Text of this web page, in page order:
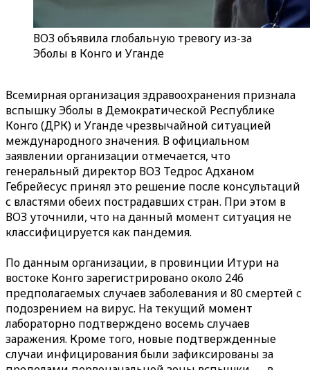
ВОЗ объявила глобальную тревогу из-за
Эболы в Конго и Уганде
Всемирная организация здравоохранения признала
вспышку Эболы в Демократической Республике
Конго (ДРК) и Уганде чрезвычайной ситуацией
международного значения. В официальном
заявлении организации отмечается, что
генеральный директор ВОЗ Тедрос Адханом
Гебрейесус принял это решение после консультаций
с властями обеих пострадавших стран. При этом в
ВОЗ уточнили, что на данный момент ситуация не
классифицируется как пандемия.
По данным организации, в провинции Итури на
востоке Конго зарегистрировано около 246
предполагаемых случаев заболевания и 80 смертей с
подозрением на вирус. На текущий момент
лабораторно подтверждено восемь случаев
заражения. Кроме того, новые подтвержденные
случаи инфицирования были зафиксированы за